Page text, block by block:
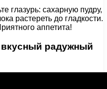
глазурь: сахарную пудру,
растереть до гладкости.
аппетита!
радужный